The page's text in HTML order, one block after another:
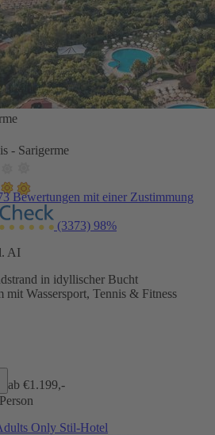
- Sarigerme
Bewertungen mit einer Zustimmung
(3373) 98%
AI
in idyllischer Bucht
Wassersport, Tennis & Fitness
ab €1.199,-
Only Stil-Hotel